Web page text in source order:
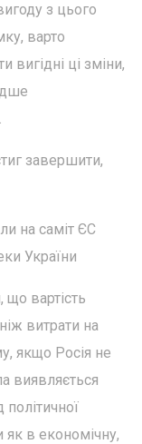
з цього
варто
вигідні ці зміни,
завершити,
на саміт ЄС
України
вартість
витрати на
якщо Росія не
виявляється
як в економічну,